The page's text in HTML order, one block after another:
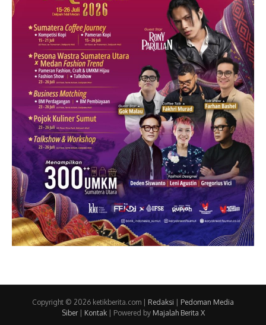
Copyright © 2026 ketikberita.com | Redaksi
Pedoman Media
Siber| Kontak| Powered by Majalah Berita X